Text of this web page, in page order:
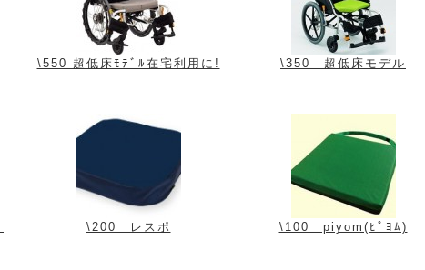
\550 超低床ﾓﾃﾞﾙ在宅利用に! \350 超低床モデル
\200 レスポ \100 piyom(ﾋﾟﾖﾑ)